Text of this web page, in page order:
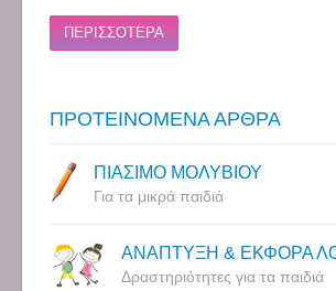
ΠΕΡΙΣΣΟΤΕΡΑ
ΠΡΟΤΕΙΝΟΜΕΝΑ ΑΡΘΡΑ
ΠΙΑΣΙΜΟ ΜΟΛΥΒΙΟΥ
Για τα μικρά παιδιά
ΑΝΑΠΤΥΞΗ & ΕΚΦΟΡΑ
Δραστηριότητες για τα παιδιά